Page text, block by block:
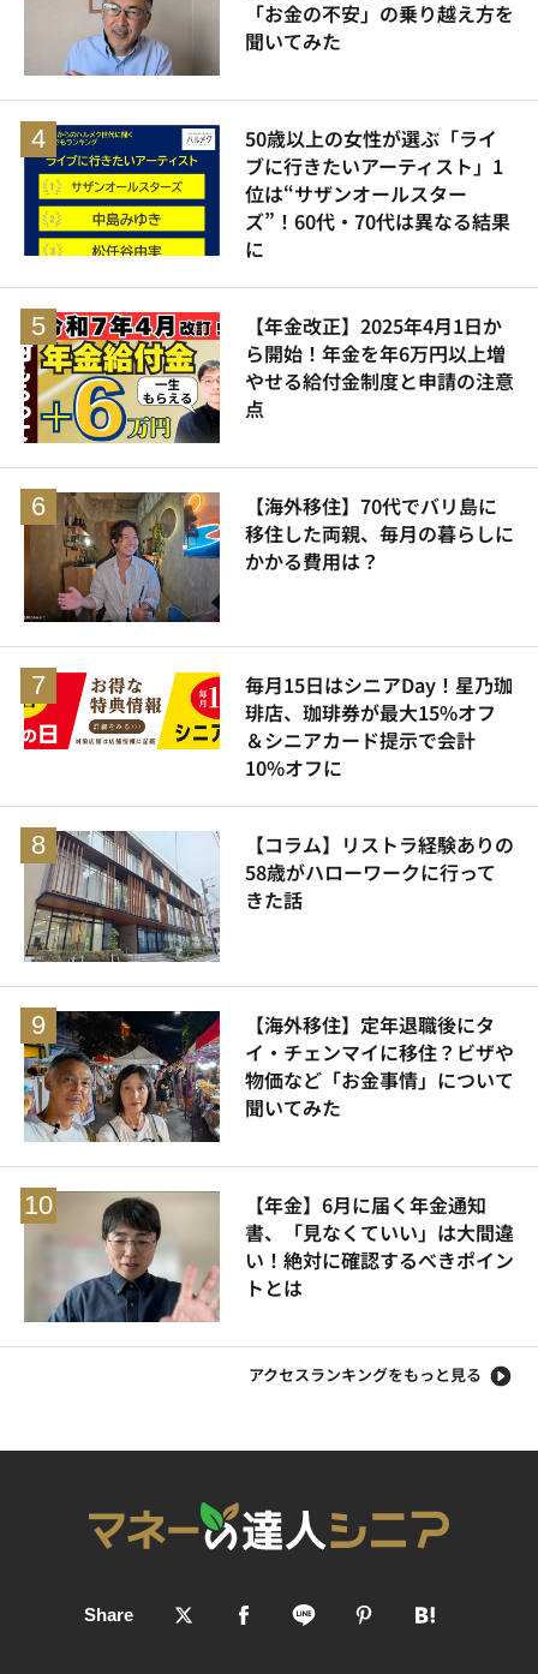
「お金の不安」の乗り越え方を
聞いてみた
50歳以上の女性が選ぶ「ライ
ブに行きたいアーティスト」1
位は“サザンオールスター
ズ”！60代・70代は異なる結果
に
【年金改正】2025年4月1日か
ら開始！年金を年6万円以上増
やせる給付金制度と申請の注意
点
【海外移住】70代でバリ島に
移住した両親、毎月の暮らしに
かかる費用は？
毎月15日はシニアDay！星乃珈
琲店、珈琲券が最大15%オフ
＆シニアカード提示で会計
10%オフに
【コラム】リストラ経験ありの
58歳がハローワークに行って
きた話
【海外移住】定年退職後にタ
イ・チェンマイに移住？ビザや
物価など「お金事情」について
聞いてみた
【年金】6月に届く年金通知
書、「見なくていい」は大間違
い！絶対に確認するべきポイン
トとは
アクセスランキングをもっと見る